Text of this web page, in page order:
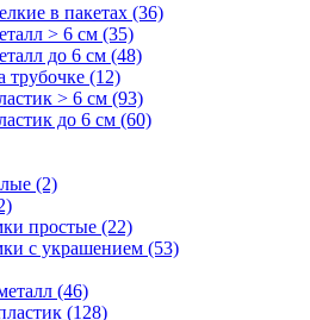
в пакетах (36)
> 6 см (35)
до 6 см (48)
трубочке (12)
> 6 см (93)
до 6 см (60)
(2)
простые (22)
с украшением (53)
(46)
(128)